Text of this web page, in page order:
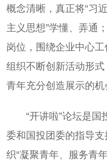
概念清晰，真正将“习
主义思想”学懂、弄通
岗位，围绕企业中心
组织不断创新活动形
青年充分创造展示的机
“开讲啦”论坛是
委和国投团委的指导
织“凝聚青年、服务青